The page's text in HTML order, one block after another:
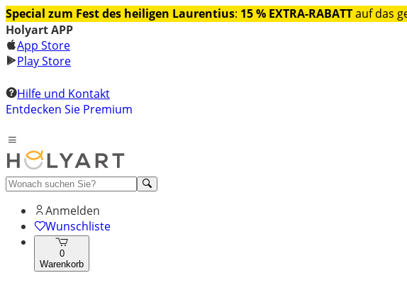
Special zum Fest des heiligen Laurentius: 15 % EXTRA-RABATTauf das
Holyart APP
App Store
Play Store
Hilfe und Kontakt
Entdecken Sie Premium
Anmelden
Wunschliste
0
Warenkorb